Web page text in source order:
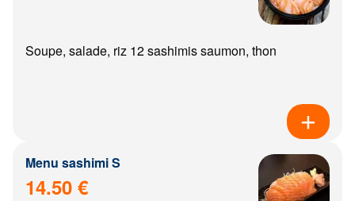
Soupe, salade, riz 12 sashimis saumon, thon
Menu sashimi S
14.50 €